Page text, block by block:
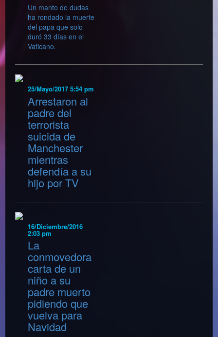
Un manto de dudas
ha rondado la muerte
del papa que solo
duró 33 días en el
Vaticano.
25/Mayo/2017 5:54 pm
Arrestaron al
padre del
terrorista
suicida de
Manchester
mientras
defendía a su
hijo por TV
16/Diciembre/2016
2:03 pm
La
conmovedora
carta de un
niño a su
padre muerto
pidiendo que
vuelva para
Navidad